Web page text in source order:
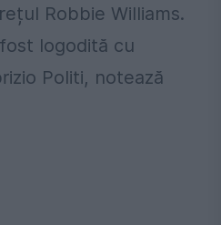
Robbie Williams.
logodită cu
Politi, notează